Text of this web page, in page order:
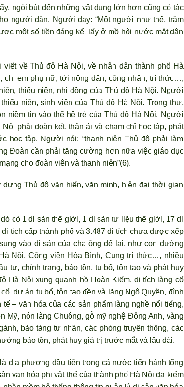
ngòi bút đến những vật dụng lớn hơn cũng có tác
người dân. Người dạy: “Một người như thế, trăm
một số tiền đáng kể, lấy ở mồ hôi nước mắt dân
về Thủ đô Hà Nội, về nhân dân thành phố Hà
chị em phụ nữ, tới nông dân, công nhân, trí thức…,
thiếu niên, nhi đồng của Thủ đô Hà Nội. Người
niên, sinh viên của Thủ đô Hà Nội. Trong thư,
niềm tin vào thế hệ trẻ của Thủ đô Hà Nội. Người
phải đoàn kết, thân ái và chăm chỉ học tập, phát
học tập. Người nói: “thanh niên Thủ đô phải làm
Đoàn cần phải tăng cường hơn nữa việc giáo dục
cho đoàn viên và thanh niên”(6).
Thủ đô văn hiến, văn minh, hiện đại thời gian
có 1 di sản thế giới, 1 di sản tư liệu thế giới, 17 di
tích cấp thành phố và 3.487 di tích chưa được xếp
vào di sản của cha ông để lại, như con đường
Nội, Công viên Hòa Bình, Cung trí thức…, nhiều
tư, chỉnh trang, bảo tồn, tu bổ, tôn tạo và phát huy
Hà Nội xung quanh hồ Hoàn Kiếm, di tích làng cổ
dự án tu bổ, tôn tạo đền và lăng Ngô Quyền, đình
– văn hóa của các sản phẩm làng nghề nổi tiếng,
Mỹ, nón làng Chuông, gỗ mỹ nghệ Đông Anh, vàng
bảo tàng tư nhân, các phòng truyền thống, các
bảo tồn, phát huy giá trị trước mắt và lâu dài.
địa phương đầu tiên trong cả nước tiến hành tổng
văn hóa phi vật thể của thành phố Hà Nội đã kiểm